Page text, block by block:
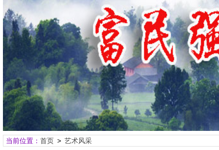
当前位置： 首页> 艺术风采